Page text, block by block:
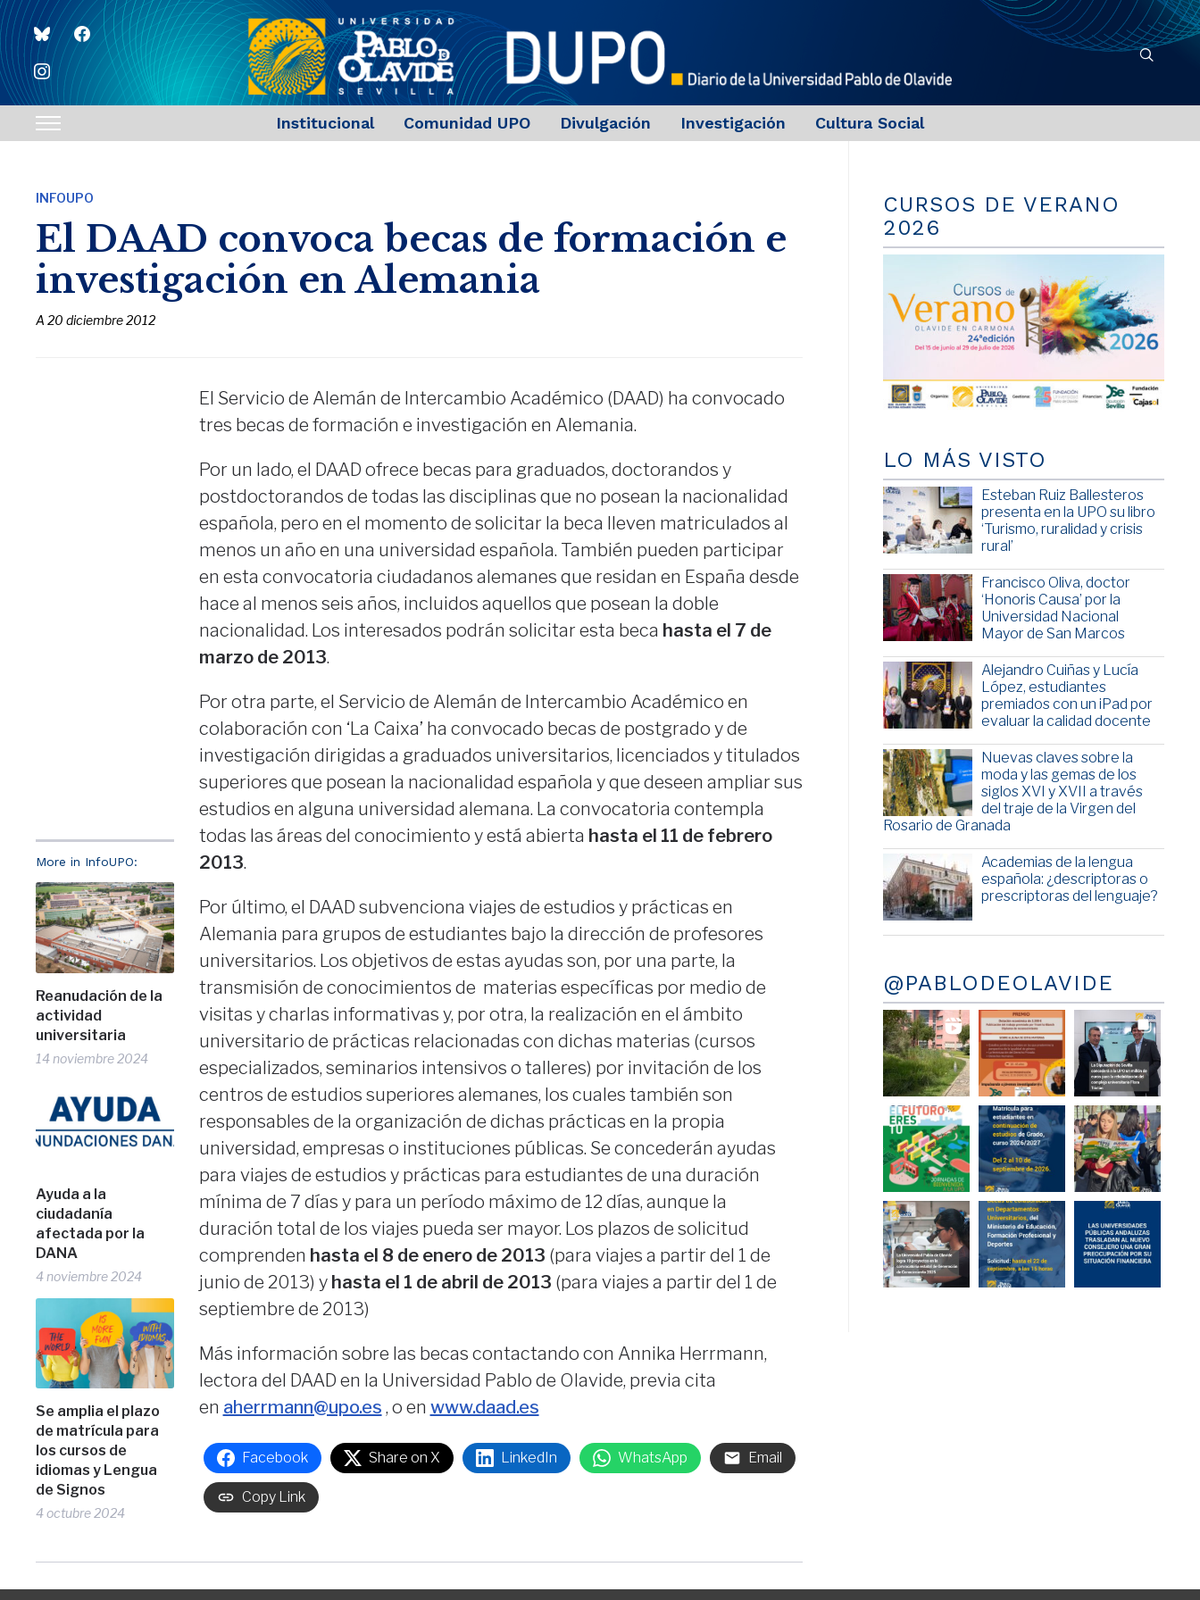
blueskyfacebook
instagram
Toggle
navigation
Institucional Comunidad UPO Divulgación Investigación Cultura Social
INFOUPO
El DAAD convoca becas de formación e
investigación en Alemania
A20 diciembre 2012
More in InfoUPO:
Reanudación de la
actividad
universitaria
14 noviembre 2024
Ayuda a la
ciudadanía
afectada por la
DANA
4 noviembre 2024
Se amplia el plazo
de matrícula para
los cursos de
idiomas y Lengua
de Signos
4 octubre 2024
El Servicio de Alemán de Intercambio Académico (DAAD) ha convocado
tres becas de formación e investigación en Alemania.
Por un lado, el DAAD ofrece becas para graduados, doctorandos y
postdoctorandos de todas las disciplinas que no posean la nacionalidad
española, pero en el momento de solicitar la beca lleven matriculados al
menos un año en una universidad española. También pueden participar
en esta convocatoria ciudadanos alemanes que residan en España desde
hace al menos seis años, incluidos aquellos que posean la doble
nacionalidad. Los interesados podrán solicitar esta beca hasta el 7 de
marzo de 2013.
Por otra parte, el Servicio de Alemán de Intercambio Académico en
colaboración con ‘La Caixa’ ha convocado becas de postgrado y de
investigación dirigidas a graduados universitarios, licenciados y titulados
superiores que posean la nacionalidad española y que deseen ampliar sus
estudios en alguna universidad alemana. La convocatoria contempla
todas las áreas del conocimiento y está abierta hasta el 11 de febrero
2013.
Por último, el DAAD subvenciona viajes de estudios y prácticas en
Alemania para grupos de estudiantes bajo la dirección de profesores
universitarios. Los objetivos de estas ayudas son, por una parte, la
transmisión de conocimientos de materias específicas por medio de
visitas y charlas informativas y, por otra, la realización en el ámbito
universitario de prácticas relacionadas con dichas materias (cursos
especializados, seminarios intensivos o talleres) por invitación de los
centros de estudios superiores alemanes, los cuales también son
responsables de la organización de dichas prácticas en la propia
universidad, empresas o instituciones públicas. Se concederán ayudas
para viajes de estudios y prácticas para estudiantes de una duración
mínima de 7 días y para un período máximo de 12 días, aunque la
duración total de los viajes pueda ser mayor. Los plazos de solicitud
comprenden hasta el 8 de enero de 2013 (para viajes a partir del 1 de
junio de 2013) y hasta el 1 de abril de 2013 (para viajes a partir del 1 de
septiembre de 2013)
Más información sobre las becas contactando con Annika Herrmann,
lectora del DAAD en la Universidad Pablo de Olavide, previa cita
en aherrmann@upo.es , o en www.daad.es
Facebook Share on X LinkedIn WhatsApp Email
Copy Link
CURSOS DE VERANO
2026
LO MÁS VISTO
Esteban Ruiz Ballesteros
presenta en la UPO su libro
‘Turismo, ruralidad y crisis
rural’
Francisco Oliva, doctor
‘Honoris Causa’ por la
Universidad Nacional
Mayor de San Marcos
Alejandro Cuiñas y Lucía
López, estudiantes
premiados con un iPad por
evaluar la calidad docente
Nuevas claves sobre la
moda y las gemas de los
siglos XVI y XVII a través
del traje de la Virgen del
Rosario de Granada
Academias de la lengua
española: ¿descriptoras o
prescriptoras del lenguaje?
@PABLODEOLAVIDE